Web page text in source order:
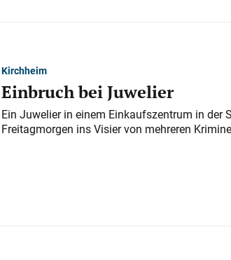
Kirchheim
Einbruch bei Juwelier
Ein Juwelier in einem Einkaufszentrum in der
Freitagmorgen ins Visier von mehreren